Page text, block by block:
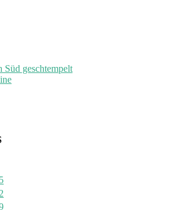
Süd geschtempelt